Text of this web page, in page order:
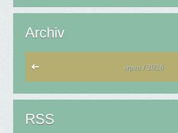
Archiv
srpen / 2026
RSS